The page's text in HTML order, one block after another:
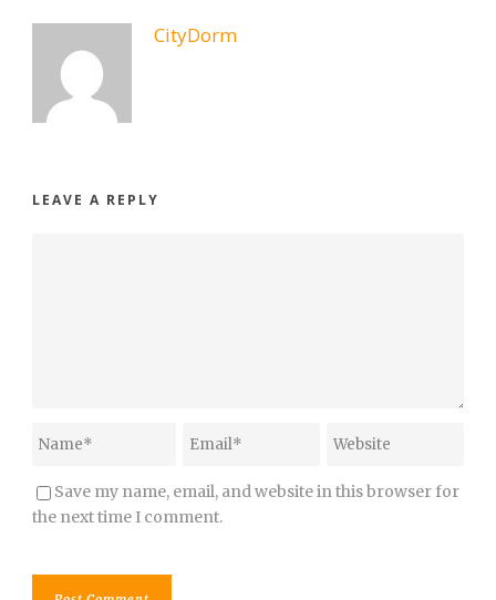
CityDorm
LEAVE A REPLY
Save my name, email, and website in this browser for
the next time I comment.